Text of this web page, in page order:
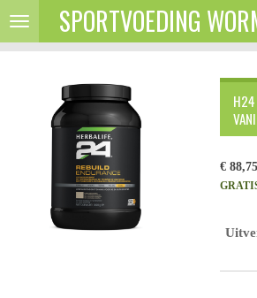
Ga
naar
hoofdinhoud
SPORTVOEDING
H24
€ 88,75